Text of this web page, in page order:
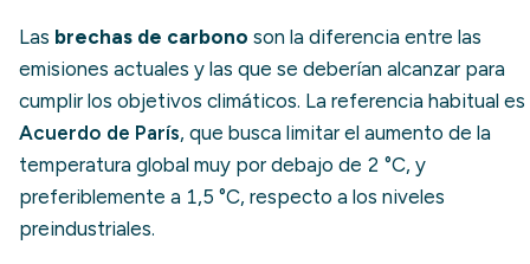
Las brechas de carbono son la diferencia entre las
emisiones actuales y las que se deberían alcanzar para
cumplir los objetivos climáticos. La referencia habitual es
Acuerdo de París, que busca limitar el aumento de la
temperatura global muy por debajo de 2 °C, y
preferiblemente a 1,5 °C, respecto a los niveles
preindustriales.